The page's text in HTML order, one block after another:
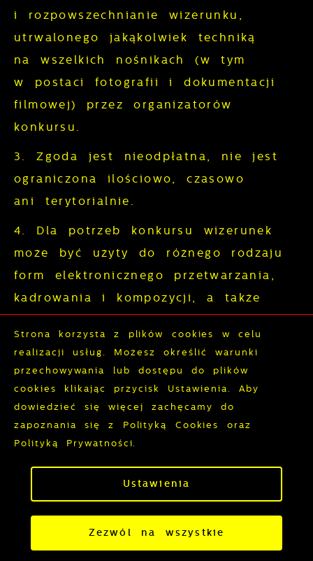
i rozpowszechnianie wizerunku,
utrwalonego jakąkolwiek techniką
na wszelkich nośnikach (w tym
w postaci fotografii i dokumentacji
filmowej) przez organizatorów
konkursu.
3. Zgoda jest nieodpłatna, nie jest
ograniczona ilościowo, czasowo
ani terytorialnie.
4. Dla potrzeb konkursu wizerunek
może być użyty do różnego rodzaju
form elektronicznego przetwarzania,
kadrowania i kompozycji, a także
osób, może być uzupełniony
towarzyszącym komentarzem,
natomiast nagrania filmowe z jego
udziałem mogą być cięte, montowane,
modyfikowane, dodawane do innych
konkursu oraz w celach
informacyjnych.
5. Zgoda obejmuje wszelkie formy
publikacji, w szczególności
O JAKOŚCI POWIETRZA
Strona korzysta z plików cookies w celu
realizacji usług. Możesz określić warunki
przechowywania lub dostępu do plików
cookies klikając przycisk Ustawienia. Aby
dowiedzieć się więcej zachęcamy do
zapoznania się z Polityką Cookies oraz
Polityką Prywatności.
Ustawienia
Zezwól na wszystkie
Zapisz wybrane
Zezwól na wszystkie